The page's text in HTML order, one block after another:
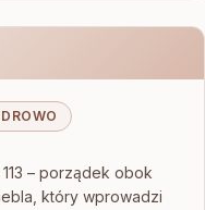
– porządek obok
który wprowadzi